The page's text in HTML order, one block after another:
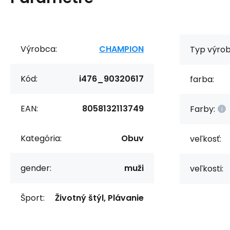
Výrobca: CHAMPION
Kód: i476_90320617
EAN: 8058132113749
Kategória: Obuv
gender: muži
Šport: Životný štýl, Plávanie
Typ
farba:
Farby:
veľkosť:
veľkosti: